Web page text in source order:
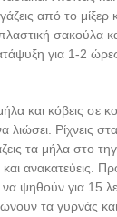
από το μίξερ
σακούλα
για 1-2
και κόβεις σε
λιώσει. Ρίχνεις
τα μήλα στο
ανακατεύεις.
να ψηθούν για 15
τα γυρνάς